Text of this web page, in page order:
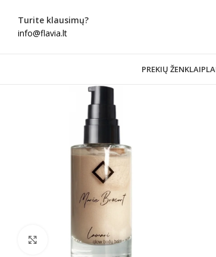
Turite klausimų?
info@flavia.lt
PREKIŲ ŽENKLAI
Spustelėkite norėdami padidinti